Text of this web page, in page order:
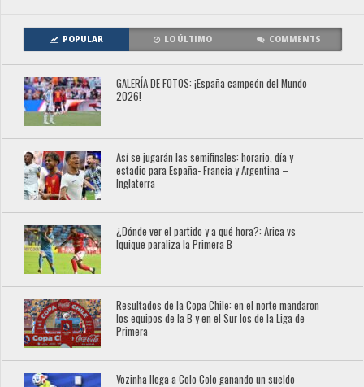
POPULAR LO ÚLTIMO COMMENTS
GALERÍA DE FOTOS: ¡España campeón del Mundo
2026!
Así se jugarán las semifinales: horario, día y
estadio para España- Francia y Argentina –
Inglaterra
¿Dónde ver el partido y a qué hora?: Arica vs
Iquique paraliza la Primera B
Resultados de la Copa Chile: en el norte mandaron
los equipos de la B y en el Sur los de la Liga de
Primera
Vozinha llega a Colo Colo ganando un sueldo